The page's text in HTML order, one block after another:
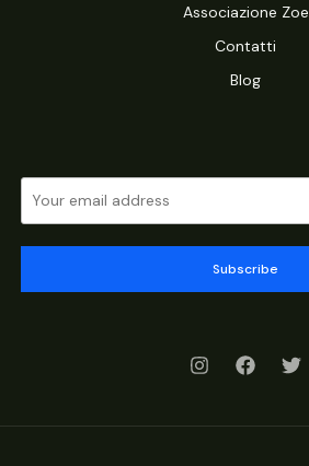
Associazione Zoe
Contatti
Blog
Subscribe